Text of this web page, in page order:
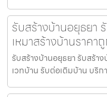
รับสร้างบ้านอยุธยา
เหมาสร้างบ้านราคา
รับสร้างบ้านอยุธยา รับสร้าง
เวทบ้าน รับต่อเติมบ้าน บริ